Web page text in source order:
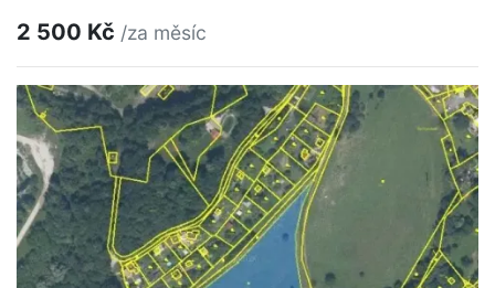
2 500 Kč /za měsíc